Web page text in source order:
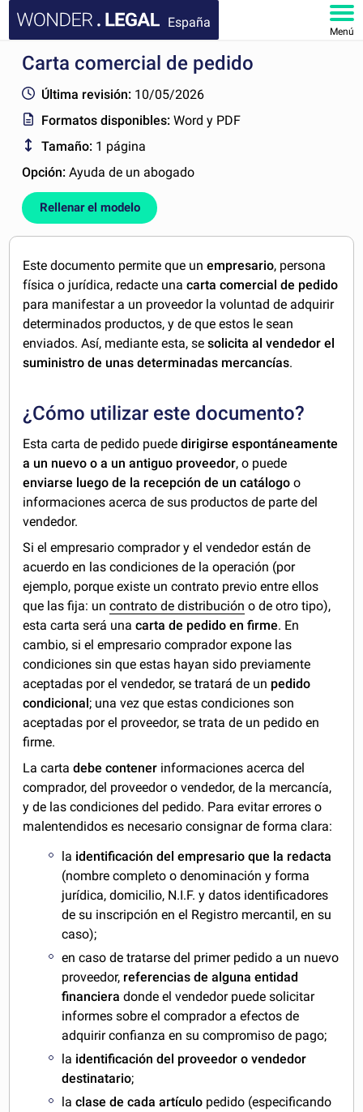
España
Menú
INICIO
DOCUMENTOS
FAQ
MI CUENTA
Carta comercial de pedido
Última revisión: 10/05/2026
Formatos disponibles:Word y PDF
Tamaño: 1 página
Opción:Ayuda de un abogado
Rellenar el modelo
Este documento permite que unempresario, persona
física o jurídica, redacte unacarta comercial de pedido
para manifestar a un proveedor la voluntad de adquirir
determinados productos, y de que estos le sean
enviados. Así, mediante esta, sesolicita al vendedor el
suministro de unas determinadas mercancías.
¿Cómo utilizar este documento?
Esta carta de pedido puededirigirse espontáneamente
a un nuevo o a un antiguo proveedor, o puede
enviarse luego de la recepción de un catálogo o
informaciones acerca de sus productos de parte del
vendedor.
Si el empresario comprador y el vendedor están de
acuerdo en las condiciones de la operación (por
ejemplo, porque existe un contrato previo entre ellos
que las fija: uncontrato de distribución o de otro tipo),
esta carta será unacarta de pedido en firme. En
cambio, si el empresario comprador expone las
condiciones sin que estas hayan sido previamente
aceptadas por el vendedor, se tratará de un pedido
condicional ; una vez que estas condiciones son
aceptadas por el proveedor, se trata de un pedido en
firme.
La cartadebe contener informaciones acerca del
comprador, del proveedor o vendedor, de la mercancía,
y de las condiciones del pedido. Para evitar errores o
malentendidos es necesario consignar de forma clara:
la identificación del empresario que la redacta
(nombre completo o denominación y forma
jurídica, domicilio, N.I.F. y datos identificadores
de su inscripción en el Registro mercantil, en su
caso);
en caso de tratarse del primer pedido a un nuevo
proveedor, referencias de alguna entidad
financiera donde el vendedor puede solicitar
informes sobre el comprador a efectos de
adquirir confianza en su compromiso de pago;
la identificación del proveedor o vendedor
destinatario;
laclase de cada artículo pedido (especificando